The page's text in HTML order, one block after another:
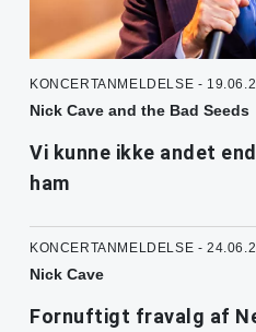
KONCERTANMELDELSE -
Nick Cave and the Bad Seeds
Vi kunne ikke andet
ham
KONCERTANMELDELSE -
Nick Cave
Fornuftigt fravalg af